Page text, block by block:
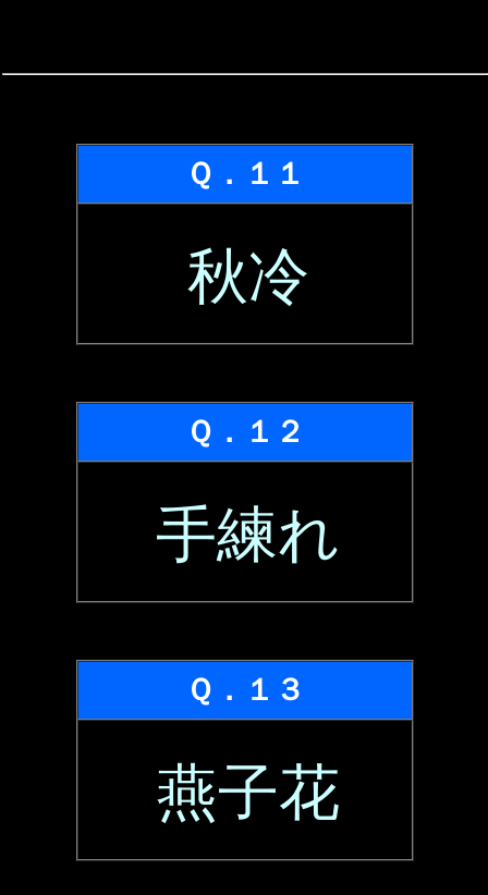
Ｑ．１１
秋冷
Ｑ．１２
手練れ
Ｑ．１３
燕子花